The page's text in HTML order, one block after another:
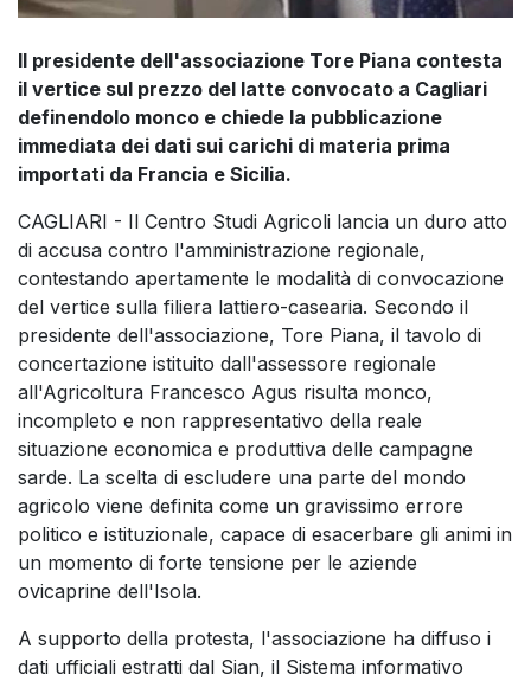
Il presidente dell'associazione Tore Piana contesta
il vertice sul prezzo del latte convocato a Cagliari
definendolo monco e chiede la pubblicazione
immediata dei dati sui carichi di materia prima
importati da Francia e Sicilia.
CAGLIARI - Il Centro Studi Agricoli lancia un duro atto
di accusa contro l'amministrazione regionale,
contestando apertamente le modalità di convocazione
del vertice sulla filiera lattiero-casearia. Secondo il
presidente dell'associazione, Tore Piana, il tavolo di
concertazione istituito dall'assessore regionale
all'Agricoltura Francesco Agus risulta monco,
incompleto e non rappresentativo della reale
situazione economica e produttiva delle campagne
sarde. La scelta di escludere una parte del mondo
agricolo viene definita come un gravissimo errore
politico e istituzionale, capace di esacerbare gli animi in
un momento di forte tensione per le aziende
ovicaprine dell'Isola.
A supporto della protesta, l'associazione ha diffuso i
dati ufficiali estratti dal Sian, il Sistema informativo